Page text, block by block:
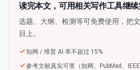
读完本文，可用相关写作工具继
选题、大纲、检测等可免费使用，把
目上。
知网 / 维普 AI 率不超过 15%
参考文献真实可查（知网、PubMed、IEEE